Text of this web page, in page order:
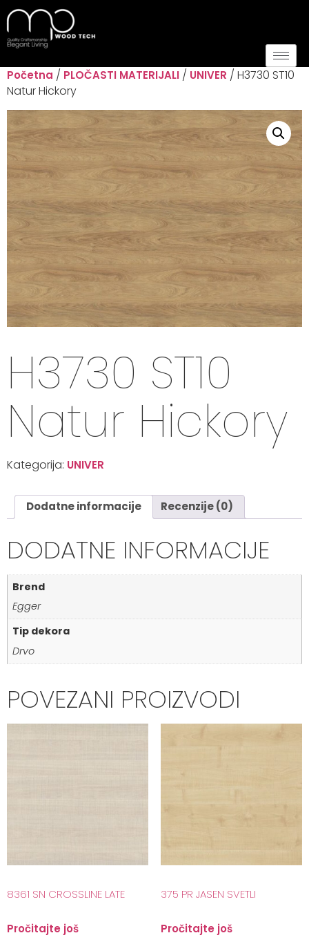
Početna / PLOČASTI MATERIJALI / UNIVER / H3730 ST10
Natur Hickory
H3730 ST10
Natur Hickory
Kategorija: UNIVER
Dodatne informacije Recenzije (0)
DODATNE INFORMACIJE
Brend
Egger
Tip dekora
Drvo
POVEZANI PROIZVODI
8361 SN CROSSLINE LATE
Pročitajte još
375 PR JASEN SVETLI
Pročitajte još